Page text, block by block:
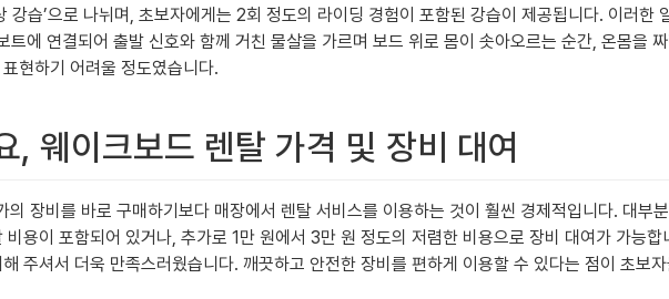
강습’으로 나뉘며, 초보자에게는 2회 정도의 라이딩 경험이 포함된 강습이 제공됩니다. 이러한
에 연결되어 출발 신호와 함께 거친 물살을 가르며 보드 위로 몸이 솟아오르는 순간, 온몸을
현하기 어려울 정도였습니다.
, 웨이크보드 렌탈 가격 및 장비 대여
장비를 바로 구매하기보다 매장에서 렌탈 서비스를 이용하는 것이 훨씬 경제적입니다. 대부
용이 포함되어 있거나, 추가로 1만 원에서 3만 원 정도의 저렴한 비용으로 장비 대여가 가능합
주셔서 더욱 만족스러웠습니다. 깨끗하고 안전한 장비를 편하게 이용할 수 있다는 점이 초보